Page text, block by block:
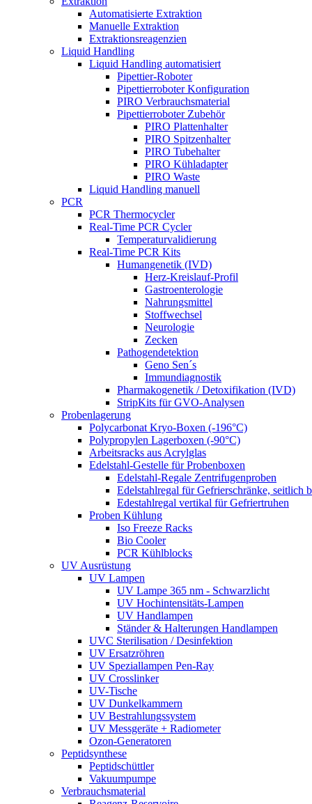
Automatisierte Extraktion
Manuelle Extraktion
Extraktionsreagenzien
Liquid Handling
Liquid Handling automatisiert
Pipettier-Roboter
Pipettierroboter Konfiguration
PIRO Verbrauchsmaterial
Pipettierroboter Zubehör
PIRO Plattenhalter
PIRO Spitzenhalter
PIRO Tubehalter
PIRO Kühladapter
PIRO Waste
Liquid Handling manuell
PCR
PCR Thermocycler
Real-Time PCR Cycler
Temperaturvalidierung
Real-Time PCR Kits
Humangenetik (IVD)
Herz-Kreislauf-Profil
Gastroenterologie
Nahrungsmittel
Stoffwechsel
Neurologie
Zecken
Pathogendetektion
Geno Sen´s
Immundiagnostik
Pharmakogenetik / Detoxifikation (IVD)
StripKits für GVO-Analysen
Probenlagerung
Polycarbonat Kryo-Boxen (-196°C)
Polypropylen Lagerboxen (-90°C)
Arbeitsracks aus Acrylglas
Edelstahl-Gestelle für Probenboxen
Edelstahl-Regale Zentrifugenproben
Edelstahlregal für Gefrierschränke, seitlich
Edestahlregal vertikal für Gefriertruhen
Proben Kühlung
Iso Freeze Racks
Bio Cooler
PCR Kühlblocks
UV Ausrüstung
UV Lampen
UV Lampe 365 nm - Schwarzlicht
UV Hochintensitäts-Lampen
UV Handlampen
Ständer & Halterungen Handlampen
UVC Sterilisation / Desinfektion
UV Ersatzröhren
UV Speziallampen Pen-Ray
UV Crosslinker
UV-Tische
UV Dunkelkammern
UV Bestrahlungssystem
UV Messgeräte + Radiometer
Ozon-Generatoren
Peptidsynthese
Peptidschüttler
Vakuumpumpe
Verbrauchsmaterial